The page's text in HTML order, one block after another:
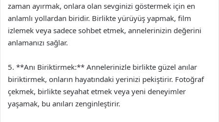
zaman ayırmak, onlara olan sevginizi göstermek için en
anlamlı yollardan biridir. Birlikte yürüyüş yapmak, film
izlemek veya sadece sohbet etmek, annelerinizin değerini
anlamanızı sağlar.
5. **Anı Biriktirmek:** Annelerinizle birlikte güzel anılar
biriktirmek, onların hayatındaki yerinizi pekiştirir. Fotoğraf
çekmek, birlikte seyahat etmek veya yeni deneyimler
yaşamak, bu anıları zenginleştirir.